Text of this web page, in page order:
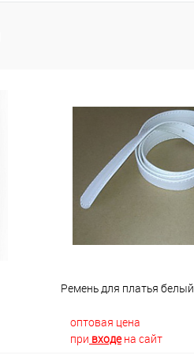
Ремень для платья белый
оптовая цена
при входена сайт